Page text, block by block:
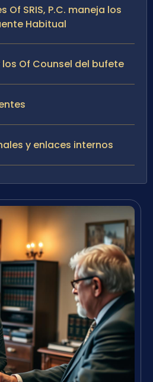
Of SRIS, P.C. maneja los
Habitual
los Of Counsel del bufete
y enlaces internos